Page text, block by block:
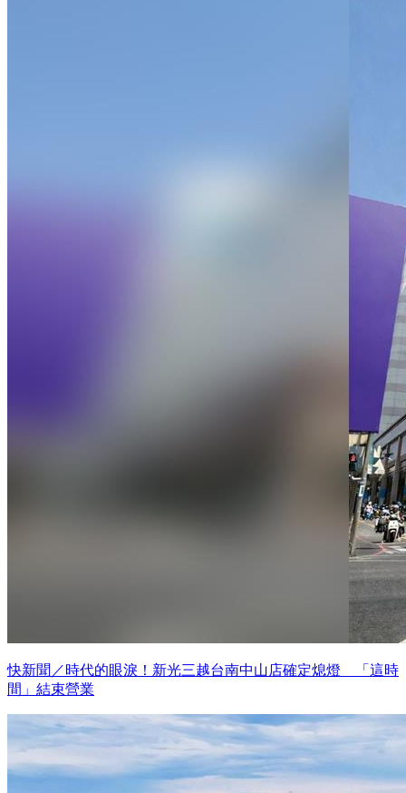
快新聞／時代的眼淚！新光三越台南中山店確定熄燈 「這時
間」結束營業